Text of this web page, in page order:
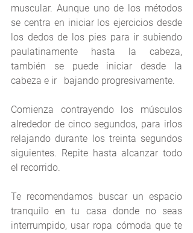
muscular. Aunque uno de los métodos
se centra en iniciar los ejercicios desde
los dedos de los pies para ir subiendo
paulatinamente hasta la cabeza,
también se puede iniciar desde la
cabeza e ir   bajando progresivamente.
Comienza contrayendo los músculos
alrededor de cinco segundos, para irlos
relajando durante los treinta segundos
siguientes. Repite hasta alcanzar todo
el recorrido.
Te recomendamos buscar un espacio
tranquilo en tu casa donde no seas
interrumpido, usar ropa cómoda que te